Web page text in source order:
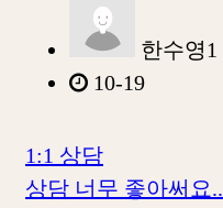
한수영1
10-19
1:1 상담
상담 너무 좋아써요..